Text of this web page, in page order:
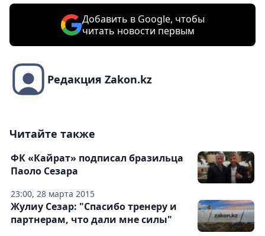
Добавить в Google, чтобы
читать новости первым
Редакция Zakon.kz
Читайте также
23:00, 28 марта 2015
ФК «Кайрат» подписал бразильца
Паоло Сезара
Жулиу Сезар: "Спасибо тренеру и
партнерам, что дали мне силы"